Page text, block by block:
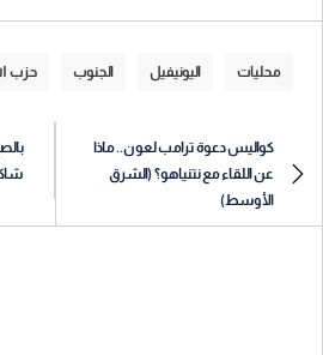
محليات اليونيفيل الجنوب حزب
كواليس دعوة ترامب لعون.. ماذا
عن اللقاء مع نتنياهو؟ (الشرق
الأوسط)